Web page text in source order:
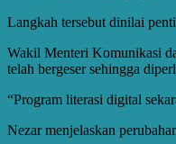
Langkah tersebut dinilai
Wakil Menteri Komunikasi
telah bergeser sehingga
“Program literasi digital
Nezar menjelaskan